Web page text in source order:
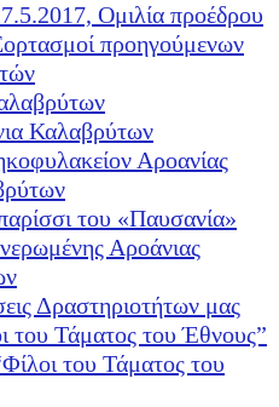
Ομιλία προέδρου
προηγούμενων
Καλαβρύτων
Αροανίας
του «Παυσανία»
Αροάνιας
Δραστηριοτήτων μας
του Τάματος του Έθνους”
του Τάματος του